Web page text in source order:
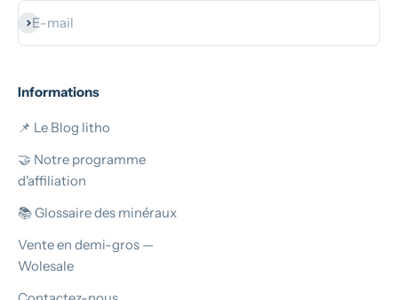
E-mail
S'inscrire
Informations
📌 Le Blog litho
🤝 Notre programme
d'affiliation
📚 Glossaire des minéraux
Vente en demi-gros —
Wolesale